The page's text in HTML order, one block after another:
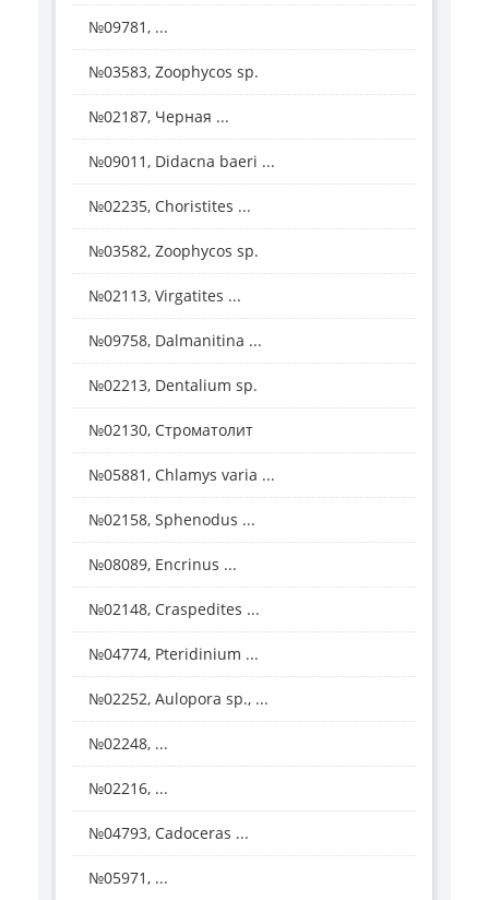
№09781, ...
№03583, Zoophycos sp.
№02187, Черная ...
№09011, Didacna baeri ...
№02235, Choristites ...
№03582, Zoophycos sp.
№02113, Virgatites ...
№09758, Dalmanitina ...
№02213, Dentalium sp.
№02130, Строматолит
№05881, Chlamys varia ...
№02158, Sphenodus ...
№08089, Encrinus ...
№02148, Craspedites ...
№04774, Pteridinium ...
№02252, Aulopora sp., ...
№02248, ...
№02216, ...
№04793, Cadoceras ...
№05971, ...